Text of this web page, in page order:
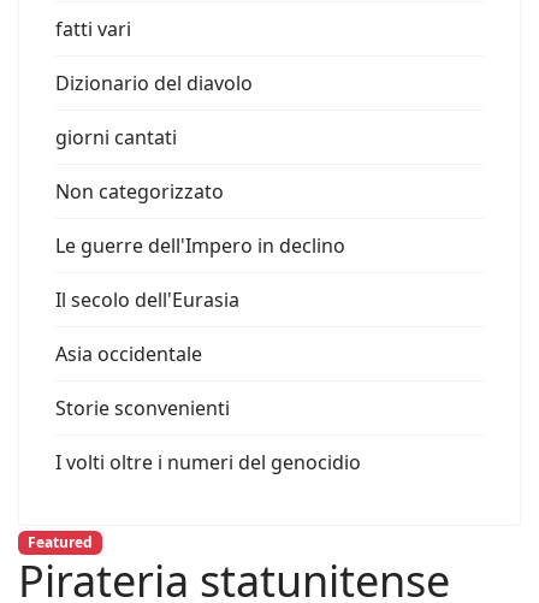
fatti vari
Dizionario del diavolo
giorni cantati
Non categorizzato
Le guerre dell'Impero in declino
Il secolo dell'Eurasia
Asia occidentale
Storie sconvenienti
I volti oltre i numeri del genocidio
Featured
Pirateria statunitense